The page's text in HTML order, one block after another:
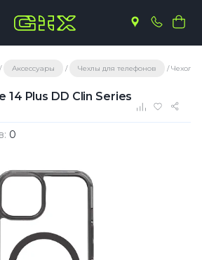
Аксессуары Чехлы для телефонов Чехол
14 Plus DD Clin Series
0